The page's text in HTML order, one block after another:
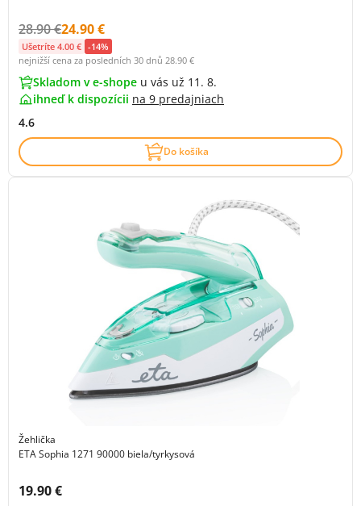
Původní cena s DPH:
28.90 €Cena s DPH:
24.90 €
Ušetríte 4.00 € -14%
nejnižší cena za posledních 30 dnů 28.90 €
Skladom v e-shope u vás už 11. 8.
ihneď k dispozícii na 9 predajniach
4.6
Do košíka
Žehlička
ETA Sophia 1271 90000 biela/tyrkysová
Cena s DPH:
19.90 €